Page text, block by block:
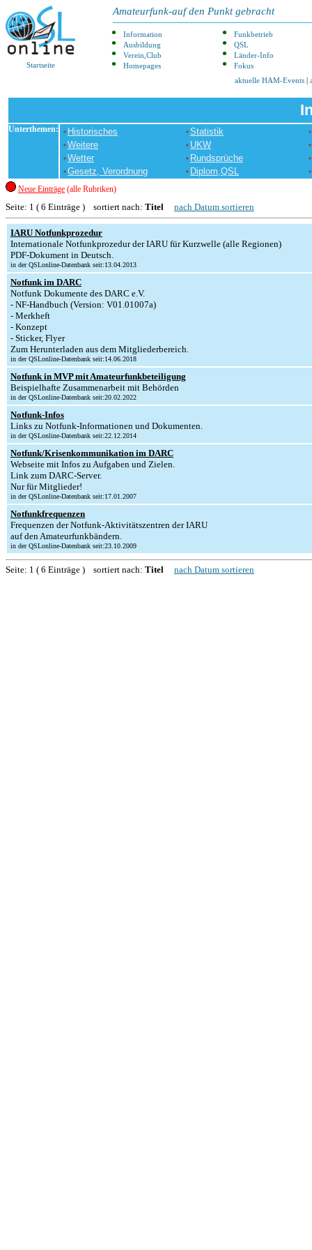
Startseite
Amateurfunk-auf den Punkt gebracht
Information
Funkbetrieb
Ausbildung
QSL
Verein,Club
Länder-Info
Homepages
Fokus
aktuelle HAM-Events
Unterthemen: Historisches
Statistik
Weitere
UKW
Wetter
Rundsprüche
Gesetz, Verordnung
Diplom,QSL
Neue Einträge (alle Rubriken)
Seite: 1 ( 6 Einträge ) sortiert nach: Titel nach Datum sortieren
IARU Notfunkprozedur
Internationale Notfunkprozedur der IARU für Kurzwelle (alle Regionen)
PDF-Dokument in Deutsch.
in der QSLonline-Datenbank seit:13.04.2013
Notfunk im DARC
Notfunk Dokumente des DARC e.V.
- NF-Handbuch (Version: V01.01007a)
- Merkheft
- Konzept
- Sticker, Flyer
Zum Herunterladen aus dem Mitgliederbereich.
in der QSLonline-Datenbank seit:14.06.2018
Notfunk in MVP mit Amateurfunkbeteiligung
Beispielhafte Zusammenarbeit mit Behörden
in der QSLonline-Datenbank seit:20.02.2022
Notfunk-Infos
Links zu Notfunk-Informationen und Dokumenten.
in der QSLonline-Datenbank seit:22.12.2014
Notfunk/Krisenkommunikation im DARC
Webseite mit Infos zu Aufgaben und Zielen.
Link zum DARC-Server.
Nur für Mitglieder!
in der QSLonline-Datenbank seit:17.01.2007
Notfunkfrequenzen
Frequenzen der Notfunk-Aktivitätszentren der IARU
auf den Amateurfunkbändern.
in der QSLonline-Datenbank seit:23.10.2009
Seite: 1 ( 6 Einträge ) sortiert nach: Titel nach Datum sortieren